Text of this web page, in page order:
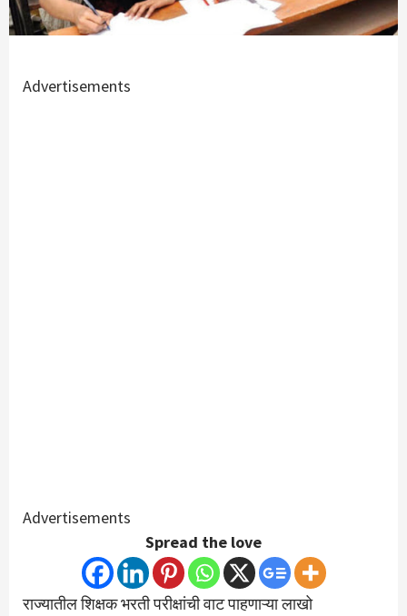
Advertisements
Advertisements
Spread the love
राज्यातील शिक्षक भरती परीक्षांची वाट पाहणाऱ्या लाखो